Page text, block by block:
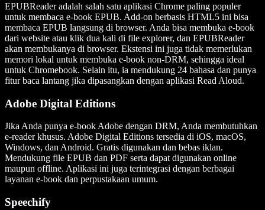
EPUBReader adalah salah satu aplikasi Chrome paling populer
untuk membaca e-book EPUB. Add-on berbasis HTML5 ini bisa
membaca EPUB langsung di browser. Anda bisa membuka e-book
dari website atau klik dua kali di file explorer, dan EPUBReader
akan membukanya di browser. Ekstensi ini juga tidak memerlukan
memori lokal untuk membuka e-book non-DRM, sehingga ideal
untuk Chromebook. Selain itu, ia mendukung 24 bahasa dan punya
fitur baca lantang jika dipasangkan dengan aplikasi Read Aloud.
Adobe Digital Editions
Jika Anda punya e-book Adobe dengan DRM, Anda membutuhkan
e-reader khusus. Adobe Digital Editions tersedia di iOS, macOS,
Windows, dan Android. Gratis digunakan dan bebas iklan.
Mendukung file EPUB dan PDF serta dapat digunakan online
maupun offline. Aplikasi ini juga terintegrasi dengan berbagai
layanan e-book dan perpustakaan umum.
Speechify